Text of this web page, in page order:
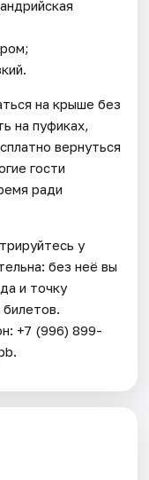
на крыше без
на пуфиках,
вернуться
гости
ради
у
без неё вы
и точку
+7 (996) 899-